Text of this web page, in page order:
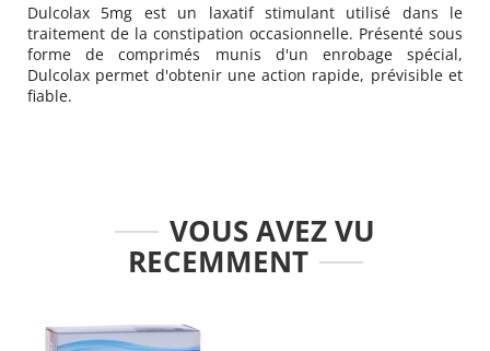
Dulcolax 5mg est un laxatif stimulant utilisé dans le
traitement de la constipation occasionnelle. Présenté sous
forme de comprimés munis d'un enrobage spécial,
Dulcolax permet d'obtenir une action rapide, prévisible et
fiable.
VOUS AVEZ VU
RECEMMENT